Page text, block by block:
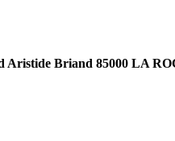
Aristide Briand 85000 LA